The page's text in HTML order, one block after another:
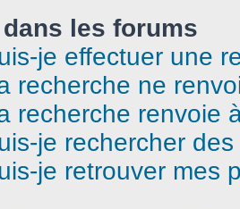
les forums
je effectuer une
recherche ne
recherche renvoie
je rechercher
je retrouver mes